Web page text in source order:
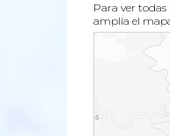
Para ver todas
amplía el